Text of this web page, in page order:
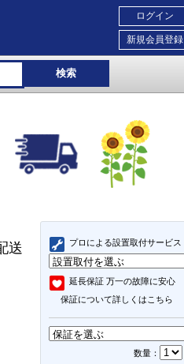
ログイン
新規会員登録
検索
プロによる設置取付サービス
延長保証 万一の故障に安心
保証について詳しくはこちら
数量：
送